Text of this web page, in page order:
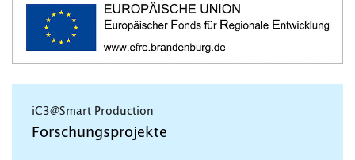
iC3@Smart Production
Forschungsprojekte